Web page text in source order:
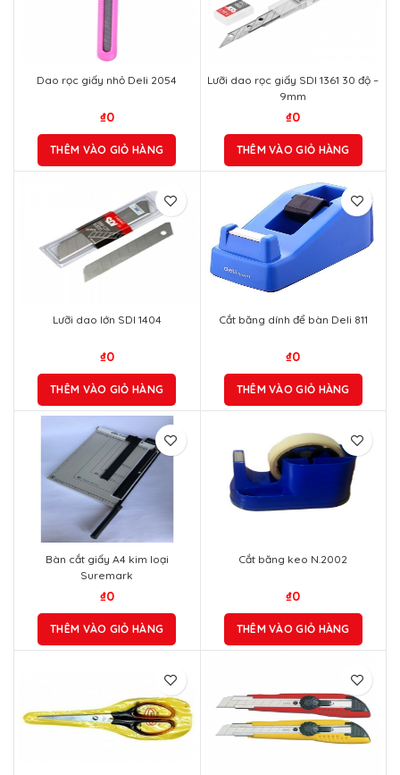
Dao rọc giấy nhỏ Deli 2054
₫0
THÊM VÀO GIỎ HÀNG
Lưỡi dao rọc giấy SDI 1361 30 độ –
9mm
₫0
THÊM VÀO GIỎ HÀNG
Lưỡi dao lớn SDI 1404
₫0
THÊM VÀO GIỎ HÀNG
Cắt băng dính để bàn Deli 811
₫0
THÊM VÀO GIỎ HÀNG
Bàn cắt giấy A4 kim loại
Suremark
₫0
THÊM VÀO GIỎ HÀNG
Cắt băng keo N.2002
₫0
THÊM VÀO GIỎ HÀNG